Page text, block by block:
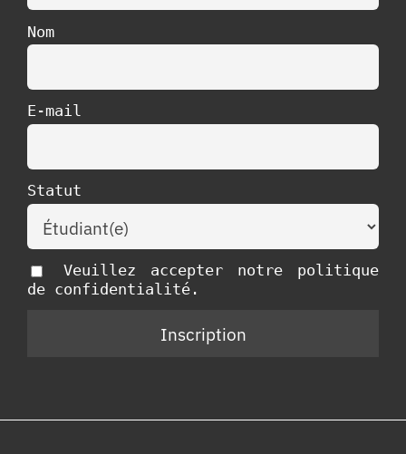
Nom
E-mail
Statut
Veuillez accepter notre politique
de confidentialité.